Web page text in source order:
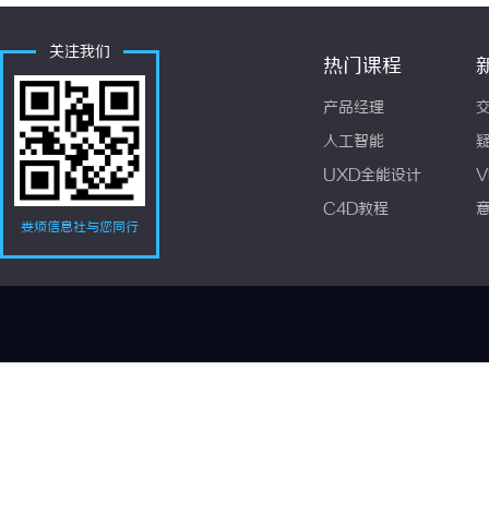
关注我们
娄烦信息社与您同行
热门课程
产品经理
人工智能
UXD全能设计
C4D教程